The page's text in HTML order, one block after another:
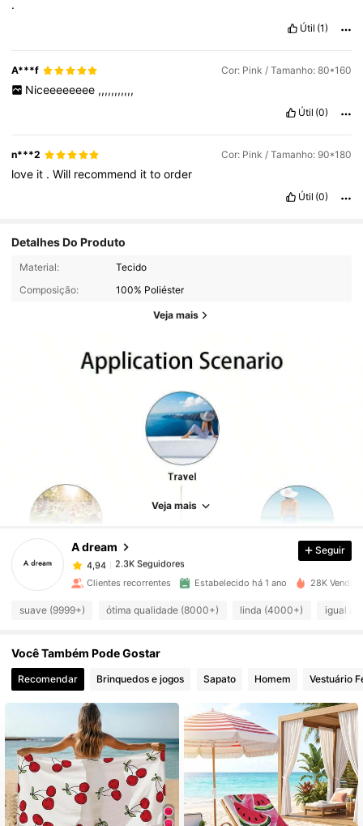
.
Útil (1)
A***f Cor: Pink / Tamanho: 80*160
Niceeeeeeee ,,,,,,,,,,,
Útil (0)
n***2 Cor: Pink / Tamanho: 90*180
love it .Will recommend ittoorder
Útil (0)
Detalhes Do Produto
Material:
Tecido
Composição:
100% Poliéster
Veja mais
Veja mais
A dream
2.3K Seguidores
4,94 2.3K Seguidores
4,94
2.3K Seguidores
b***8 pago1 dia atrás
2.3K Seguidores
4,94 2.3K Seguidores
4,94 2.3K Seguidores
4,94 2.3K Seguidores
4,94 2.3K Seguidores
Seguir
Clientes recorrentes Estabelecido há 1 ano 28K
suave (9999+) ótima qualidade (8000+) linda (4000+) igual a
Você Também Pode Gostar
Recomendar Brinquedos e jogos Sapato Homem Vestuário